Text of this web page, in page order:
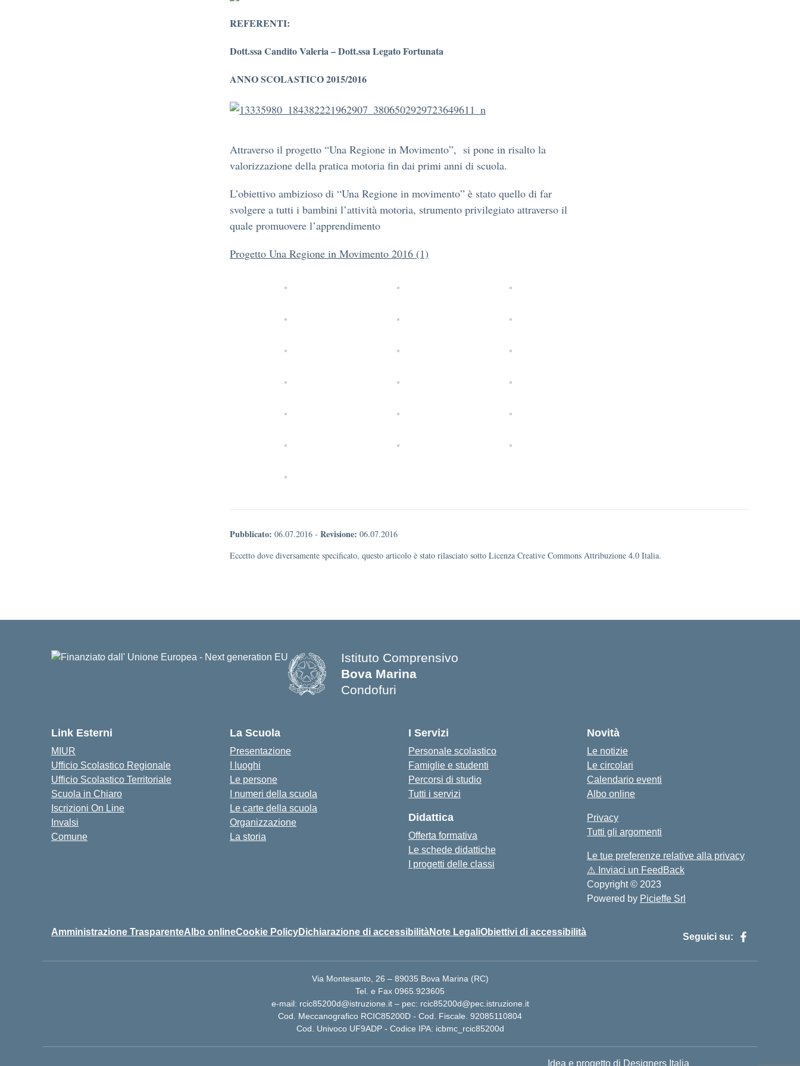
REFERENTI:
Dott.ssa Candito Valeria – Dott.ssa Legato Fortunata
ANNO SCOLASTICO 2015/2016
Attraverso il progetto “Una Regione in Movimento”, si pone in risalto la
valorizzazione della pratica motoria fin dai primi anni di scuola.
L’obiettivo ambizioso di “Una Regione in movimento” è stato quello di far
svolgere a tutti i bambini l’attività motoria, strumento privilegiato attraverso il
quale promuovere l’apprendimento
Progetto Una Regione in Movimento 2016 (1)
Pubblicato: 06.07.2016 - Revisione: 06.07.2016
Eccetto dove diversamente specificato, questo articolo è stato rilasciato sotto Licenza Creative Commons Attribuzione 4.0 Italia.
Istituto Comprensivo
Bova Marina
Condofuri
Link Esterni
MIUR
Ufficio Scolastico Regionale
Ufficio Scolastico Territoriale
Scuola in Chiaro
Iscrizioni On Line
Invalsi
Comune
La Scuola
Presentazione
I luoghi
Le persone
I numeri della scuola
Le carte della scuola
Organizzazione
La storia
I Servizi
Personale scolastico
Famiglie e studenti
Percorsi di studio
Tutti i servizi
Didattica
Offerta formativa
Le schede didattiche
I progetti delle classi
Novità
Le notizie
Le circolari
Calendario eventi
Albo online
Privacy
Tutti gli argomenti
Le tue preferenze relative alla privacy
⚠️ Inviaci un FeedBack
Copyright © 2023
Powered by Picieffe Srl
Amministrazione TrasparenteAlbo onlineCookie PolicyDichiarazione di accessibilitàNote LegaliObiettivi di accessibilità Seguici su:
Via Montesanto, 26 – 89035 Bova Marina (RC)
Tel. e Fax 0965.923605
e-mail: rcic85200d@istruzione.it – pec: rcic85200d@pec.istruzione.it
Cod. Meccanografico RCIC85200D - Cod. Fiscale. 92085110804
Cod. Univoco UF9ADP - Codice IPA: icbmc_rcic85200d
Idea e progetto di Designers Italia